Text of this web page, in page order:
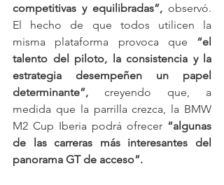
competitivas y equilibradas”, observó.
El hecho de que todos utilicen la
misma plataforma provoca que “el
talento del piloto, la consistencia y la
estrategia desempeñen un papel
determinante”, creyendo que, a
medida que la parrilla crezca, la BMW
M2 Cup Iberia podrá ofrecer “algunas
de las carreras más interesantes del
panorama GT de acceso”.